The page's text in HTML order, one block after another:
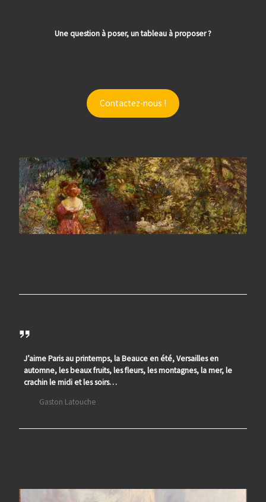
Une question à poser, un tableau à proposer ?
Contactez-nous !
J’aime Paris au printemps, la Beauce en été, Versailles en
automne, les beaux fruits, les fleurs, les montagnes, la mer, le
crachin le midi et les soirs…
Gaston Latouche